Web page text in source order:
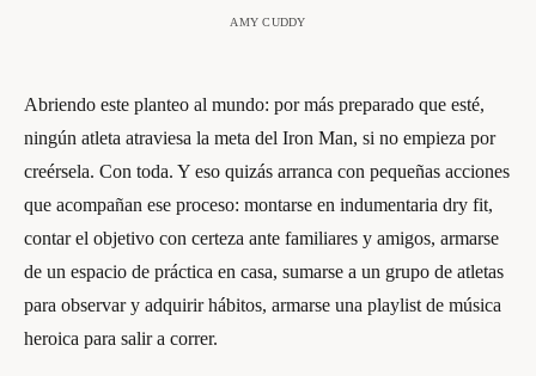
AMY CUDDY
Abriendo este planteo al mundo: por más preparado que esté,
ningún atleta atraviesa la meta del Iron Man, si no empieza por
creérsela. Con toda. Y eso quizás arranca con pequeñas acciones
que acompañan ese proceso: montarse en indumentaria dry fit,
contar el objetivo con certeza ante familiares y amigos, armarse
de un espacio de práctica en casa, sumarse a un grupo de atletas
para observar y adquirir hábitos, armarse una playlist de música
heroica para salir a correr.